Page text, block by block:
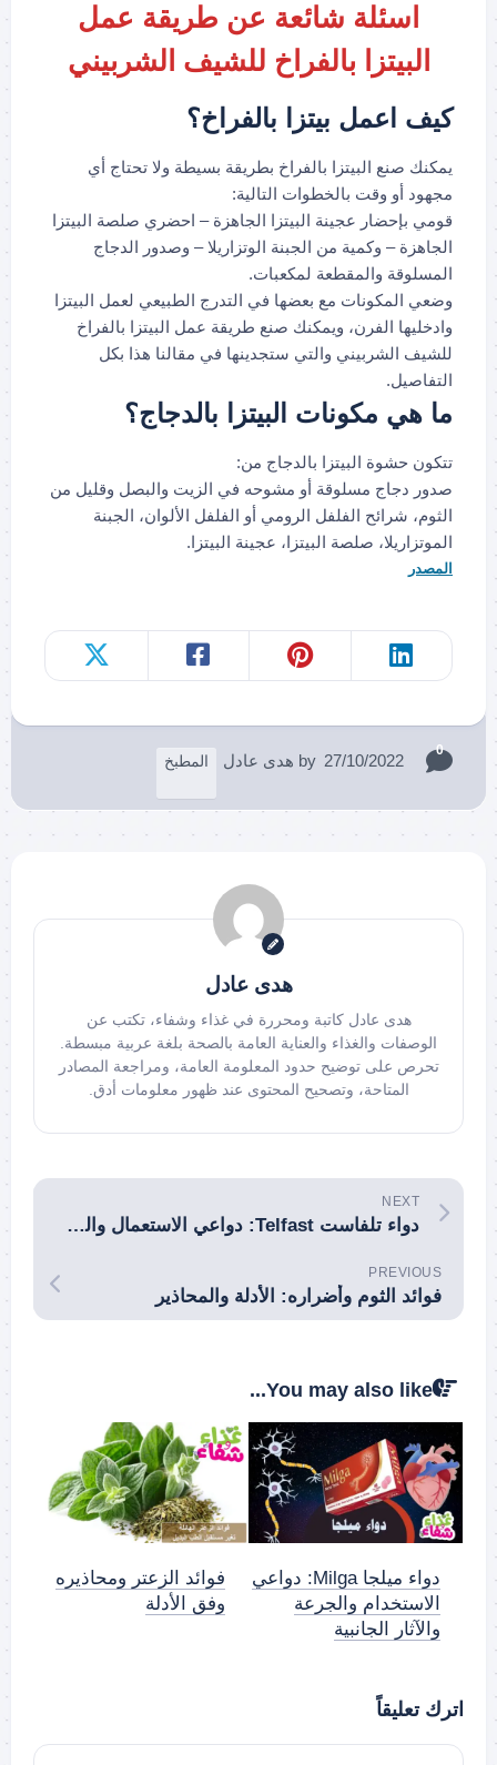
اسئلة شائعة عن طريقة عمل
البيتزا بالفراخ للشيف الشربيني
كيف اعمل بيتزا بالفراخ؟
يمكنك صنع البيتزا بالفراخ بطريقة بسيطة ولا تحتاج أي
مجهود أو وقت بالخطوات التالية:
قومي بإحضار عجينة البيتزا الجاهزة – احضري صلصة البيتزا
الجاهزة – وكمية من الجبنة الوتزاريلا – وصدور الدجاج
المسلوقة والمقطعة لمكعبات.
وضعي المكونات مع بعضها في التدرج الطبيعي لعمل البيتزا
وادخليها الفرن، ويمكنك صنع طريقة عمل البيتزا بالفراخ
للشيف الشربيني والتي ستجدينها في مقالنا هذا بكل
التفاصيل.
ما هي مكونات البيتزا بالدجاج؟
تتكون حشوة البيتزا بالدجاج من:
صدور دجاج مسلوقة أو مشوحه في الزيت والبصل وقليل من
الثوم، شرائح الفلفل الرومي أو الفلفل الألوان، الجبنة
الموتزاريلا، صلصة البيتزا، عجينة البيتزا.
المصدر
27/10/2022
by هدى عادل المطبخ
0
هدى عادل
هدى عادل كاتبة ومحررة في غذاء وشفاء، تكتب عن
الوصفات والغذاء والعناية العامة بالصحة بلغة عربية مبسطة.
تحرص على توضيح حدود المعلومة العامة، ومراجعة المصادر
المتاحة، وتصحيح المحتوى عند ظهور معلومات أدق.
NEXT
دواء تلفاست Telfast: دواعي الاستعمال والجرعات والتحذيرات
PREVIOUS
فوائد الثوم وأضراره: الأدلة والمحاذير
You may also like...
فوائد الزعتر ومحاذيره
وفق الأدلة
دواء ميلجا Milga: دواعي
الاستخدام والجرعة
والآثار الجانبية
اترك تعليقاً